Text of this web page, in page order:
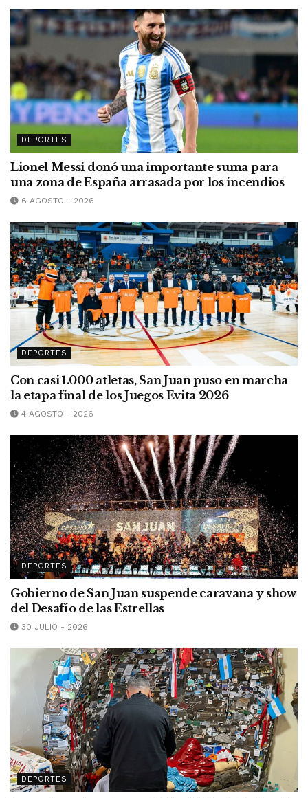
DEPORTES
Lionel Messi donó una importante suma para
una zona de España arrasada por los incendios
6 AGOSTO - 2026
DEPORTES
Con casi 1.000 atletas, San Juan puso en marcha
la etapa final de los Juegos Evita 2026
4 AGOSTO - 2026
DEPORTES
Gobierno de San Juan suspende caravana y show
del Desafío de las Estrellas
30 JULIO - 2026
DEPORTES